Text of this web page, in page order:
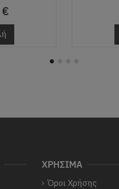
ΧΡΗΣΙΜΑ
Όροι Χρήσης